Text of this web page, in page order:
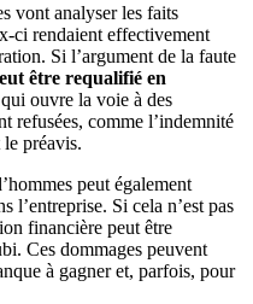
vont analyser les faits
ci rendaient effectivement
Si l’argument de la faute
être requalifié en
ouvre la voie à des
refusées, comme l’indemnité
préavis.
peut également
l’entreprise. Si cela n’est pas
financière peut être
Ces dommages peuvent
à gagner et, parfois, pour